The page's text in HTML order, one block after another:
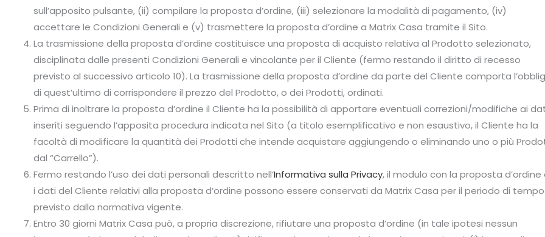
sull’apposito pulsante, (ii) compilare la proposta d’ordine, (iii) selezionare la modalità di pagamento, (iv)
accettare le Condizioni Generali e (v) trasmettere la proposta d’ordine a Matrix Casa tramite il Sito.
La trasmissione della proposta d’ordine costituisce una proposta di acquisto relativa al Prodotto selezionato,
disciplinata dalle presenti Condizioni Generali e vincolante per il Cliente (fermo restando il diritto di recesso
previsto al successivo articolo 10). La trasmissione della proposta d’ordine da parte del Cliente comporta
di quest’ultimo di corrispondere il prezzo del Prodotto, o dei Prodotti, ordinati.
Prima di inoltrare la proposta d’ordine il Cliente ha la possibilità di apportare eventuali correzioni/modifiche ai
inseriti seguendo l’apposita procedura indicata nel Sito (a titolo esemplificativo e non esaustivo, il Cliente ha la
facoltà di modificare la quantità dei Prodotti che intende acquistare aggiungendo o eliminando uno o più
dal “Carrello”).
Fermo restando l’uso dei dati personali descritto nell’Informativa sulla Privacy, il modulo con la proposta d’ordine
i dati del Cliente relativi alla proposta d’ordine possono essere conservati da Matrix Casa per il periodo di tempo
previsto dalla normativa vigente.
Entro 30 giorni Matrix Casa può, a propria discrezione, rifiutare una proposta d’ordine (in tale ipotesi nessun